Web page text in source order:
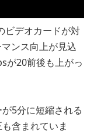
ビデオカードが対
ンス向上が見込
が20前後も上がっ
5分に短縮される
含まれていま